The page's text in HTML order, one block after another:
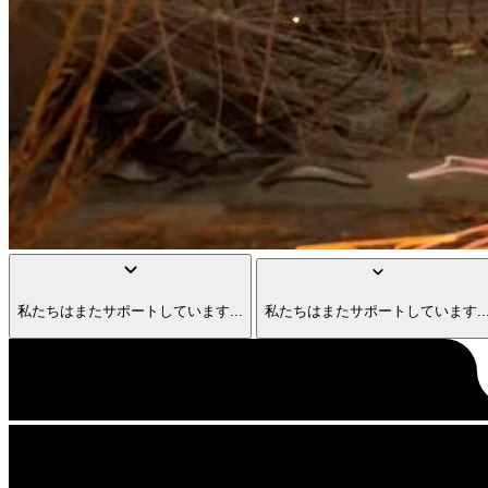
keyboard_arrow_down
私たちはまたサポートしています...
keyboard_arrow_down
私たちはまたサポートしています